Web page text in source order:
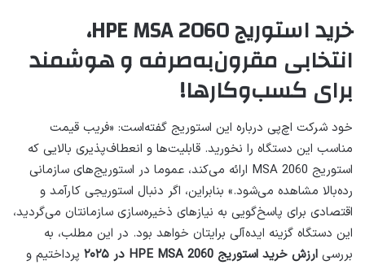
خرید استوریج HPE MSA 2060،
انتخابی مقرون‌به‌صرفه و هوشمند
برای کسب‌وکارها!
خود شرکت اچ‌پی درباره این استوریج گفته‌است: «فریب قیمت
مناسب این دستگاه را نخورید. قابلیت‌ها و انعطاف‌پذیری بالایی که
استوریج MSA 2060 ارائه می‌کند، عموما در استوریج‌های سازمانی
رده‌بالا مشاهده می‌شود.» بنابراین، اگر دنبال استوریجی کارآمد و
اقتصادی برای پاسخ‌گویی به نیازهای ذخیره‌سازی سازمانتان می‌گردید،
این دستگاه گزینه ایده‌آلی برایتان خواهد بود. در این مطلب، به
بررسی ارزش خرید استوریج HPE MSA 2060 در ۲۰۲۵
پرداختیم و